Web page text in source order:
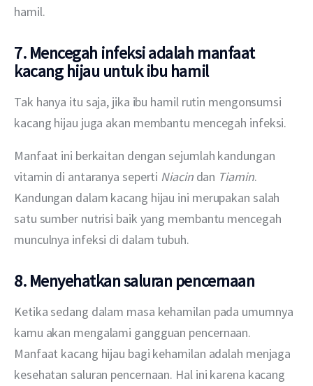
hamil.
7. Mencegah infeksi adalah manfaat
kacang hijau untuk ibu hamil
Tak hanya itu saja, jika ibu hamil rutin mengonsumsi
kacang hijau juga akan membantu mencegah infeksi.
Manfaat ini berkaitan dengan sejumlah kandungan
vitamin di antaranya seperti Niacin dan Tiamin.
Kandungan dalam kacang hijau ini merupakan salah
satu sumber nutrisi baik yang membantu mencegah
munculnya infeksi di dalam tubuh.
8. Menyehatkan saluran pencernaan
Ketika sedang dalam masa kehamilan pada umumnya
kamu akan mengalami gangguan pencernaan.
Manfaat kacang hijau bagi kehamilan adalah menjaga
kesehatan saluran pencernaan. Hal ini karena kacang